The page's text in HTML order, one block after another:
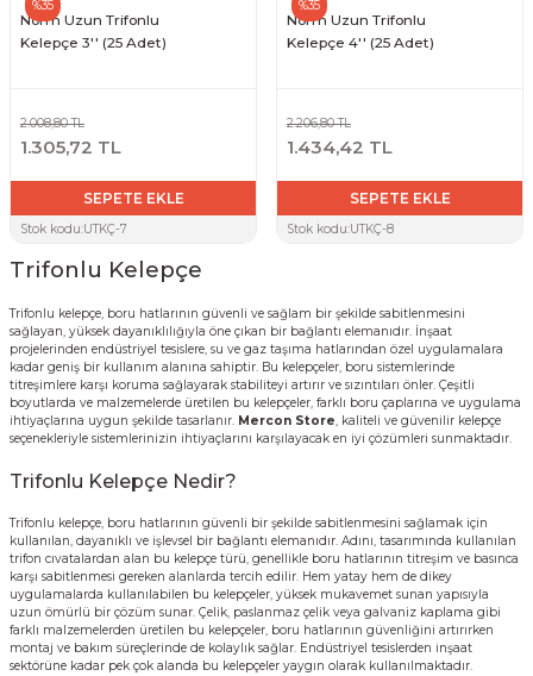
Norm Uzun Trifonlu
Kelepçe 3'' (25 Adet)
%35
2.008,80 TL
1.305,72 TL
SEPETE EKLE
Stok kodu:UTKÇ-7
Norm Uzun Trifonlu
Kelepçe 4'' (25 Adet)
%35
2.206,80 TL
1.434,42 TL
SEPETE EKLE
Stok kodu:UTKÇ-8
Trifonlu Kelepçe
Trifonlu kelepçe, boru hatlarının güvenli ve sağlam bir şekilde sabitlenmesini
sağlayan, yüksek dayanıklılığıyla öne çıkan bir bağlantı elemanıdır. İnşaat
projelerinden endüstriyel tesislere, su ve gaz taşıma hatlarından özel uygulamalara
kadar geniş bir kullanım alanına sahiptir. Bu kelepçeler, boru sistemlerinde
titreşimlere karşı koruma sağlayarak stabiliteyi artırır ve sızıntıları önler. Çeşitli
boyutlarda ve malzemelerde üretilen bu kelepçeler, farklı boru çaplarına ve uygulama
ihtiyaçlarına uygun şekilde tasarlanır. Mercon Store, kaliteli ve güvenilir kelepçe
seçenekleriyle sistemlerinizin ihtiyaçlarını karşılayacak en iyi çözümleri sunmaktadır.
Trifonlu Kelepçe Nedir?
Trifonlu kelepçe, boru hatlarının güvenli bir şekilde sabitlenmesini sağlamak için
kullanılan, dayanıklı ve işlevsel bir bağlantı elemanıdır. Adını, tasarımında kullanılan
trifon cıvatalardan alan bu kelepçe türü, genellikle boru hatlarının titreşim ve basınca
karşı sabitlenmesi gereken alanlarda tercih edilir. Hem yatay hem de dikey
uygulamalarda kullanılabilen bu kelepçeler, yüksek mukavemet sunan yapısıyla
uzun ömürlü bir çözüm sunar. Çelik, paslanmaz çelik veya galvaniz kaplama gibi
farklı malzemelerden üretilen bu kelepçeler, boru hatlarının güvenliğini artırırken
montaj ve bakım süreçlerinde de kolaylık sağlar. Endüstriyel tesislerden inşaat
sektörüne kadar pek çok alanda bu kelepçeler yaygın olarak kullanılmaktadır.